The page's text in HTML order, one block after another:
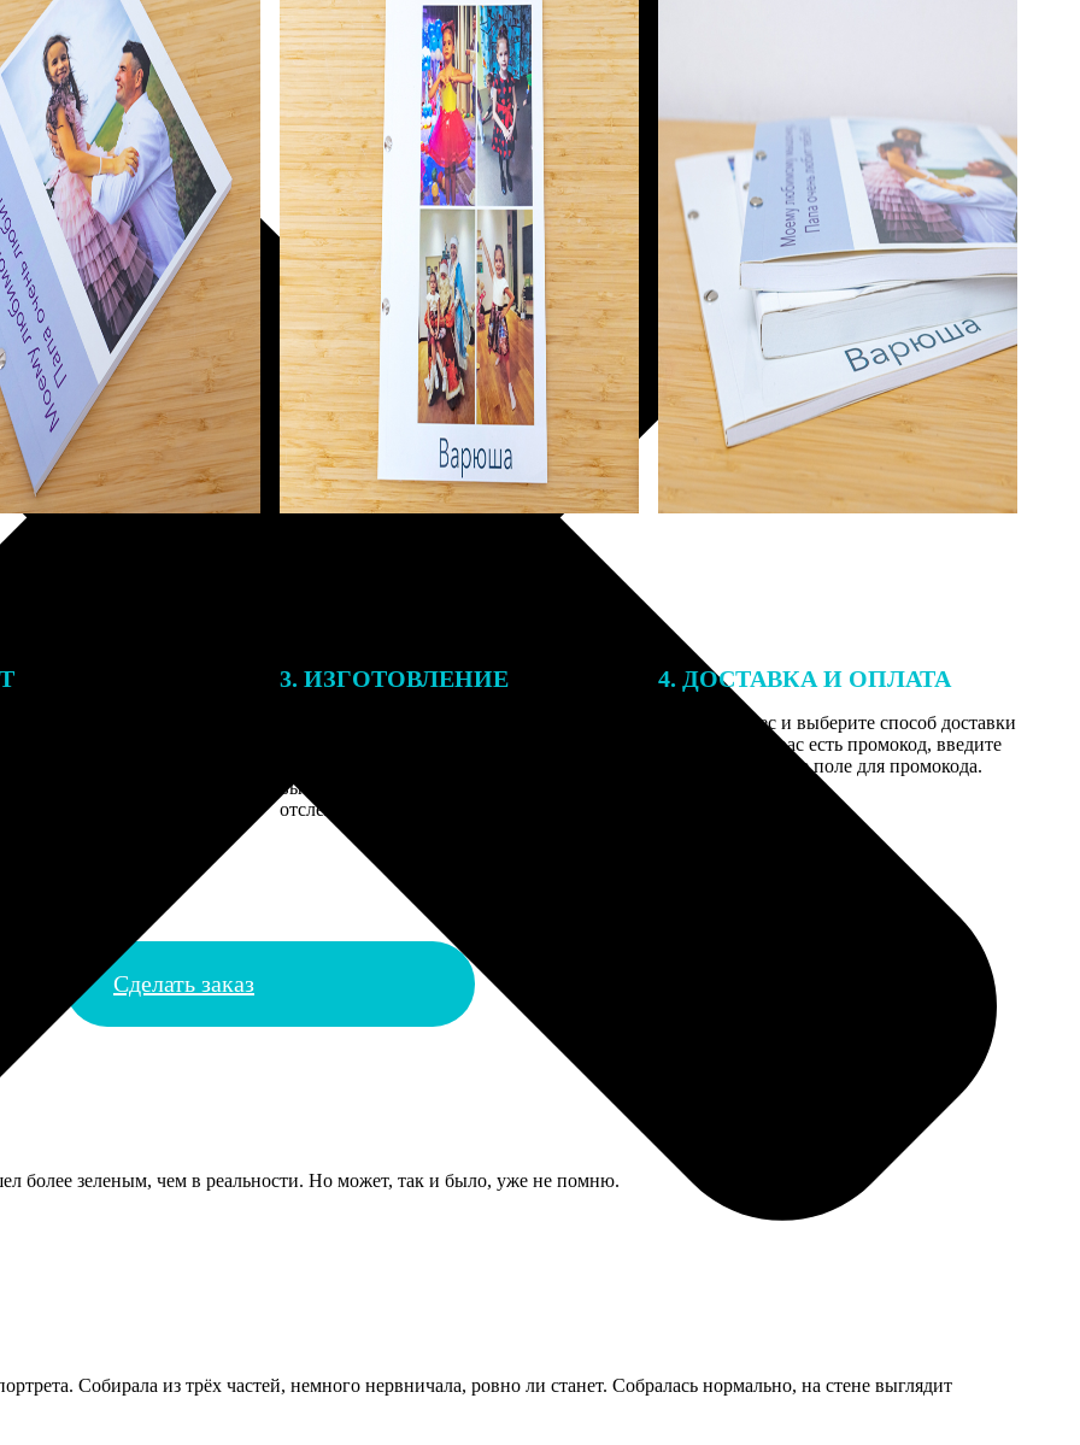
3. ИЗГОТОВЛЕНИЕ
вы получите письмо с трек-номером для
отслеживания.
4. ДОСТАВКА И ОПЛАТА
Введите адрес и выберите способ доставки
заказа. Если у вас есть промокод, введите
его в специальное поле для промокода.
Сделать заказ
более зеленым, чем в реальности. Но может, так и было, уже не помню.
Собирала из трёх частей, немного нервничала, ровно ли станет. Собралась нормально, на стене выглядит